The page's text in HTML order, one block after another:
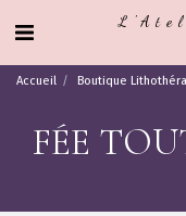
Accueil Boutique
FÉE